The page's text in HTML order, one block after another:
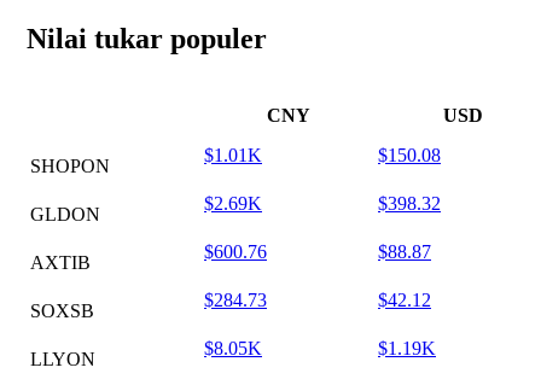
Nilai tukar populer
CNY USD
SHOPON
$1.01K $150.08
GLDON
$2.69K $398.32
AXTIB
$600.76 $88.87
SOXSB
$284.73 $42.12
LLYON
$8.05K $1.19K